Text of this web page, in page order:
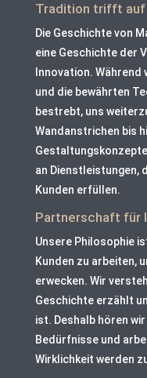
Tradition trifft auf
Die Geschichte von
eine Geschichte der
Innovation.
und die bewährten
bestrebt, uns
Wandanstrichen bis
an Dienstleistungen,
Kunden erfüllen.
Partnerschaft für
Unsere Philosophie
Kunden zu arbeiten,
erwecken. Wir
Geschichte erzählt
ist. Deshalb hören
Bedürfnisse und
Wirklichkeit werden